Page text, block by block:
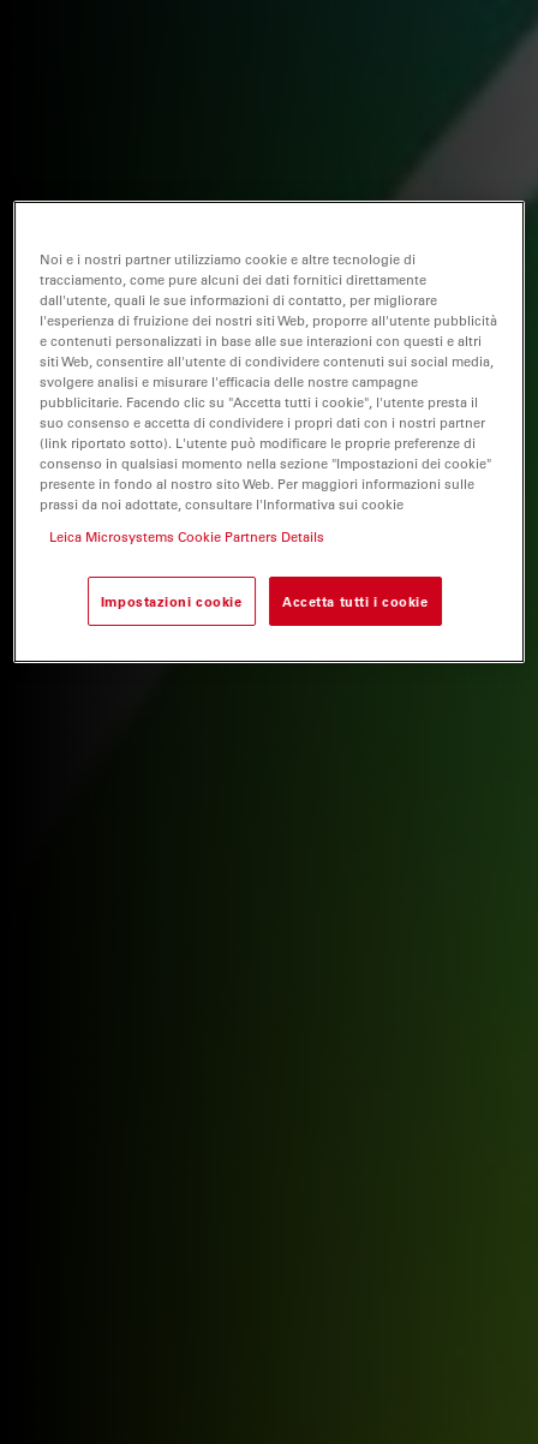
Noi e i nostri partner utilizziamo cookie e altre tecnologie di
tracciamento, come pure alcuni dei dati fornitici direttamente
dall'utente, quali le sue informazioni di contatto, per migliorare
l'esperienza di fruizione dei nostri siti Web, proporre all'utente pubblicità
e contenuti personalizzati in base alle sue interazioni con questi e altri
siti Web, consentire all'utente di condividere contenuti sui social media,
svolgere analisi e misurare l'efficacia delle nostre campagne
pubblicitarie. Facendo clic su "Accetta tutti i cookie", l'utente presta il
suo consenso e accetta di condividere i propri dati con i nostri partner
(link riportato sotto). L'utente può modificare le proprie preferenze di
consenso in qualsiasi momento nella sezione "Impostazioni dei cookie"
presente in fondo al nostro sito Web. Per maggiori informazioni sulle
prassi da noi adottate, consultare l'Informativa sui cookie
Leica Microsystems Cookie Partners Details
Impostazioni cookie Accetta tutti i cookie